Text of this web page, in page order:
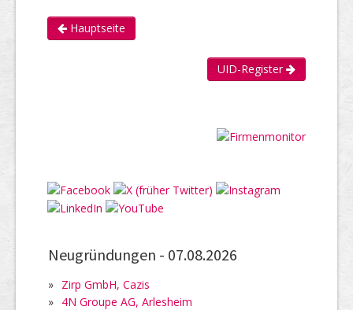
Hauptseite
UID-Register
Neugründungen - 07.08.2026
» Zirp GmbH, Cazis
» 4N Groupe AG, Arlesheim